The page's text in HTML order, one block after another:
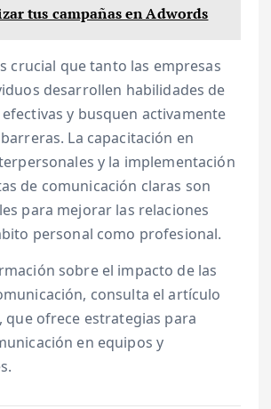
tus campañas en Adwords
crucial que tanto las empresas
desarrollen habilidades de
y busquen activamente
La capacitación en
y la implementación
de comunicación claras son
para mejorar las relaciones
personal como profesional.
sobre el impacto de las
consulta el artículo
, que ofrece estrategias para
en equipos y